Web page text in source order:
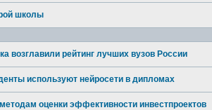
школы
возглавили рейтинг лучших вузов России
используют нейросети в дипломах
оценки эффективности инвестпроектов